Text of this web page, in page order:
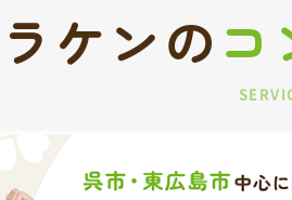
ケンの